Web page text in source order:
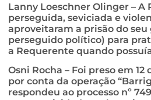
Lanny Loeschner Olinger – A
perseguida, seviciada e
aproveitaram a prisão do
perseguido político) para
a Requerente quando
Osni Rocha – Foi preso em 12
por conta da operação
respondeu ao processo nº